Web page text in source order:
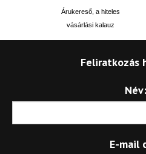
Árukereső, a hiteles
vásárlási kalauz
Feliratkozás
Név:
E-mail